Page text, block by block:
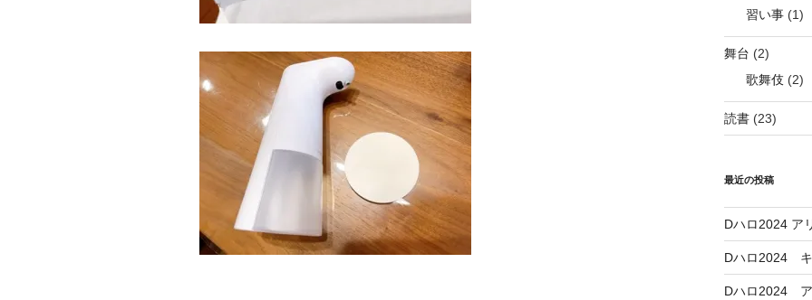
習い事(1)
舞台 (2)
歌舞伎(2)
読書(23)
最近の投稿
Dハロ2024 ア
Dハロ2024 キ
Dハロ2024 ア